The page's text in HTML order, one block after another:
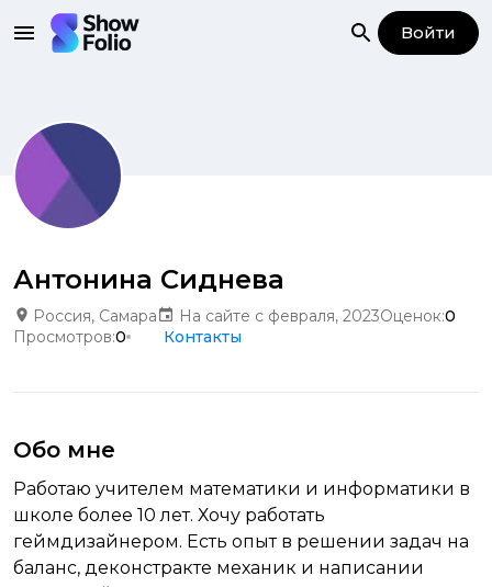
Войти
Антонина Сиднева
Россия, Самара На сайте с февраля, 2023Оценок:0
Просмотров:0 Контакты
Обо мне
Работаю учителем математики и информатики в
школе более 10 лет. Хочу работать
геймдизайнером. Есть опыт в решении задач на
баланс, деконстракте механик и написании